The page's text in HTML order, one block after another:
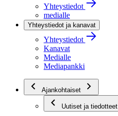
Yhteystiedot
medialle
Yhteystiedot ja kanavat
Yhteystiedot
Kanavat
Medialle
Mediapankki
Ajankohtaiset
Uutiset ja tiedotteet